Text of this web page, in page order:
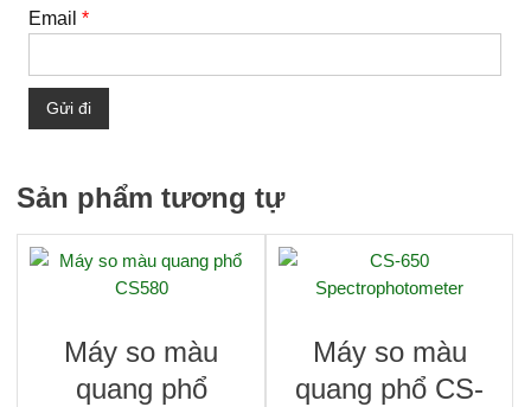
Email*
Sản phẩm tương tự
Máy so màu
quang phổ
Máy so màu
quang phổ CS-